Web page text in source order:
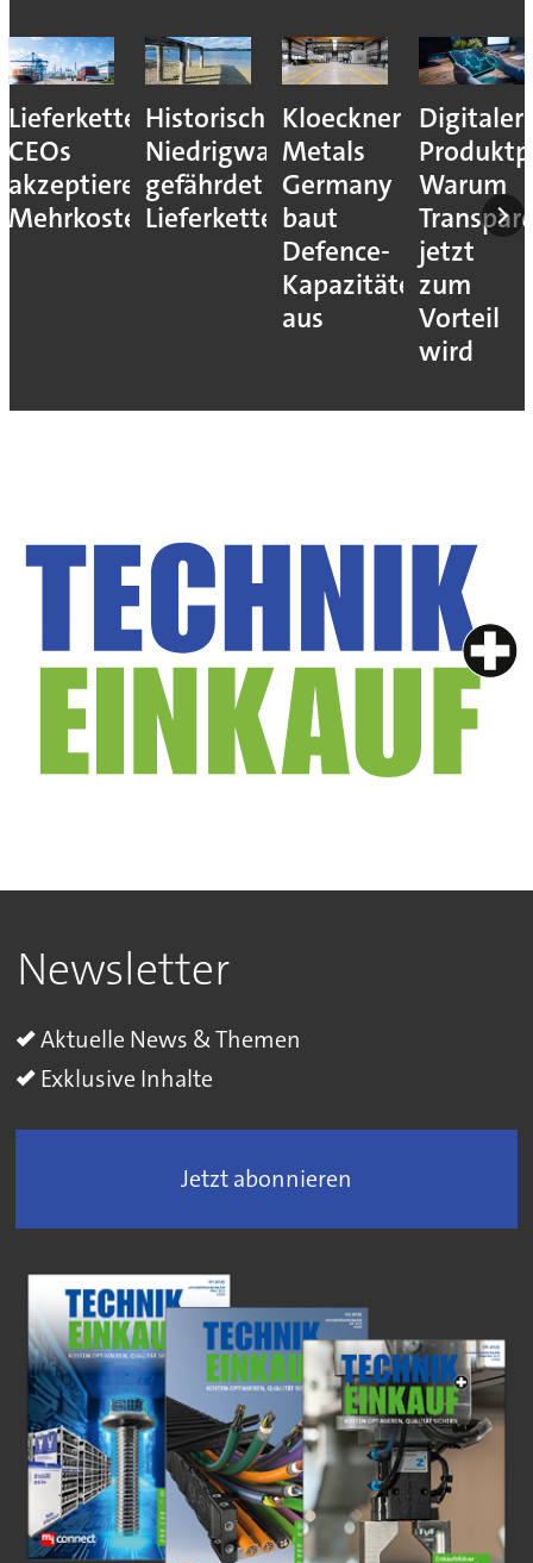
Lieferkettenresilienz:
CEOs
akzeptieren
Mehrkosten
Historisches
Niedrigwasser
gefährdet
Lieferketten
Kloeckner
Metals
Germany
baut
Defence-
Kapazitäten
aus
Digitaler
Warum
jetzt
zum
Vorteil
wird
Newsletter
Aktuelle News & Themen
Exklusive Inhalte
Jetzt abonnieren